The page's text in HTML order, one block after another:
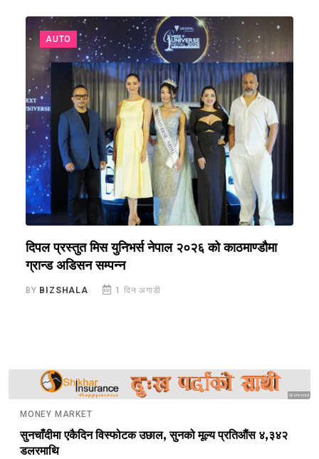
AUTO
दिपल प्रस्तुत मिस युनिभर्स नेपाल २०२६ को काठमाण्डौमा
ग्रान्ड अडिसन सम्पन्न
BY BIZSHALA 1 दिन अगाडी
Sponsored
MONEY MARKET
सुनचाँदीमा एकैदिन विस्फोटक उछाल, सुनको मूल्य प्रतिऔंस ४,३४२
डलरमाथि